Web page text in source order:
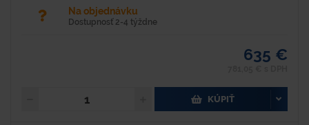
Na objednávku
Dostupnosť 2-4 týždne
635 €
KÚPIŤ